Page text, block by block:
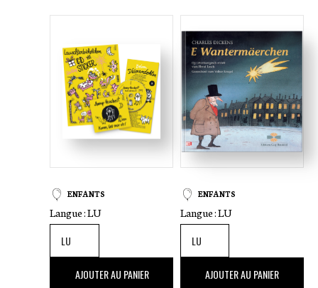
ENFANTS
Langue :LU
,00 €AJOUTER AU PANIER
ENFANTS
Langue :LU
,00 €AJOUTER AU PANIER